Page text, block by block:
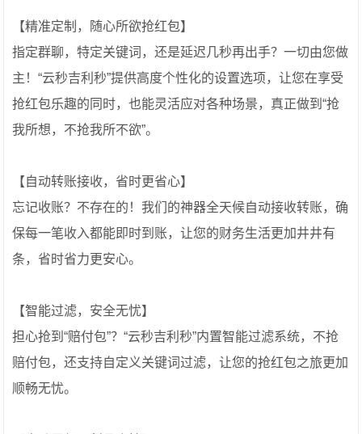
【精准定制，随心所欲抢红包】
指定群聊，特定关键词，还是延迟几秒再出手？一切由您做
主！“云秒吉利秒”提供高度个性化的设置选项，让您在享受
抢红包乐趣的同时，也能灵活应对各种场景，真正做到“抢
我所想，不抢我所不欲”。
【自动转账接收，省时更省心】
忘记收账？不存在的！我们的神器全天候自动接收转账，确
保每一笔收入都能即时到账，让您的财务生活更加井井有
条，省时省力更安心。
️【智能过滤，安全无忧】
担心抢到“赔付包”？“云秒吉利秒”内置智能过滤系统，不抢
赔付包，还支持自定义关键词过滤，让您的抢红包之旅更加
顺畅无忧。